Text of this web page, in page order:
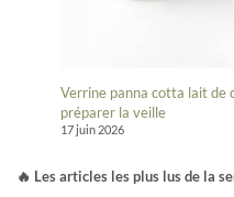
Verrine panna cotta lait de
préparer la veille
17 juin 2026
🔥 Les articles les plus lus de la